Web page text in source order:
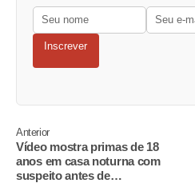
Inscrever
Anterior
Vídeo mostra primas de 18
anos em casa noturna com
suspeito antes de